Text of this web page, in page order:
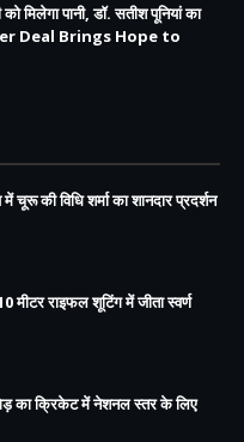
मिलेगा पानी, डॉ. सतीश पूनियां का
Deal Brings Hope to
चूरू की विधि शर्मा का शानदार प्रदर्शन
मीटर राइफल शूटिंग में जीता स्वर्ण
का क्रिकेट में नेशनल स्तर के लिए